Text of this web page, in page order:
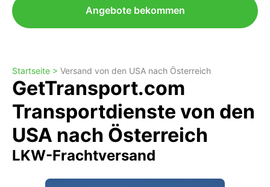
Angebote bekommen
Startseite > Versand von den USA nach Österreich
GetTransport.com
Transportdienste von den
USA nach Österreich
LKW-Frachtversand